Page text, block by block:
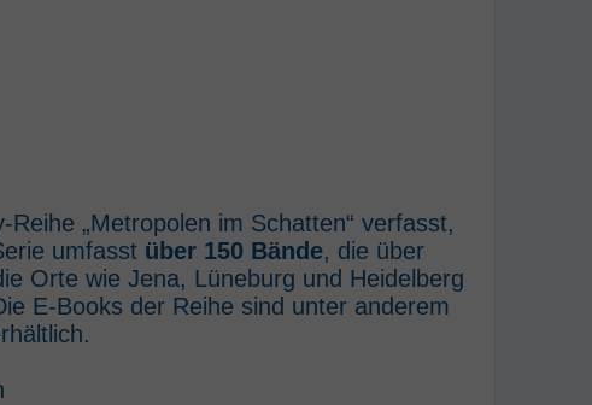
„Metropolen im Schatten“ verfasst,
umfasst über 150 Bände, die über
Orte wie Jena, Lüneburg und Heidelberg
E-Books der Reihe sind unter anderem